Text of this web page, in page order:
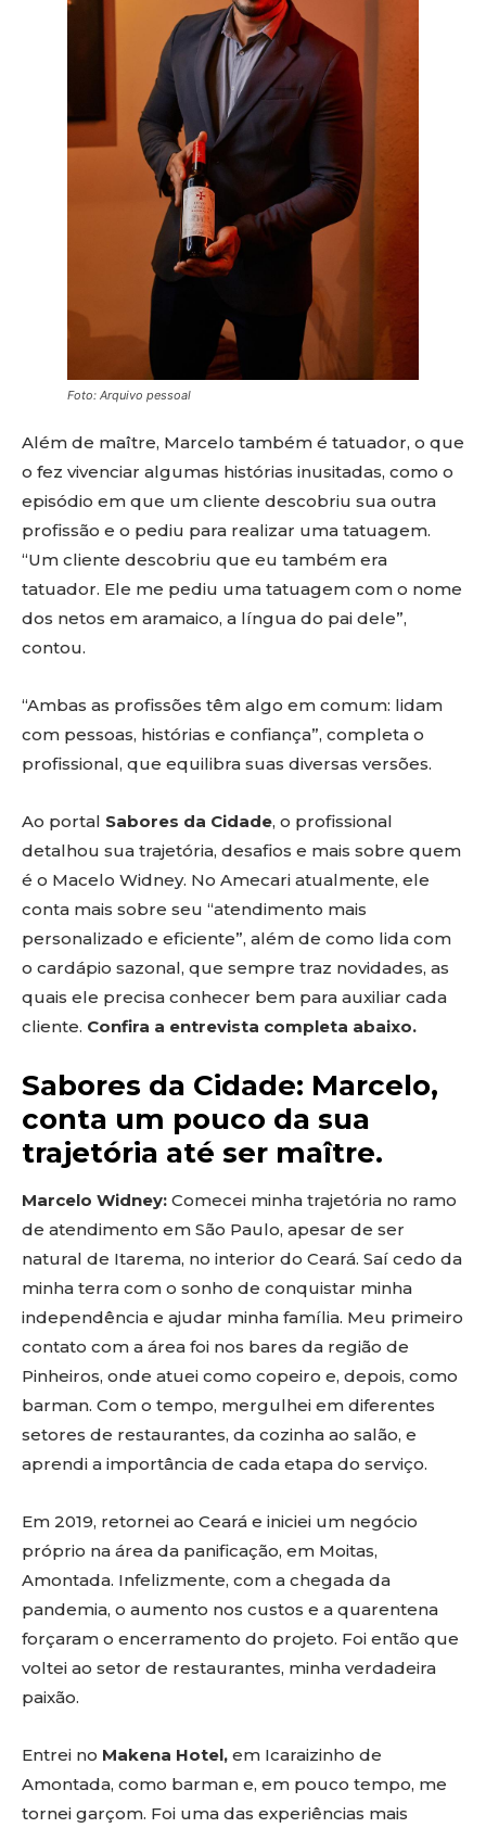
Foto: Arquivo pessoal
Além de maître, Marcelo também é tatuador, o que
o fez vivenciar algumas histórias inusitadas, como o
episódio em que um cliente descobriu sua outra
profissão e o pediu para realizar uma tatuagem.
“Um cliente descobriu que eu também era
tatuador. Ele me pediu uma tatuagem com o nome
dos netos em aramaico, a língua do pai dele”,
contou.
“Ambas as profissões têm algo em comum: lidam
com pessoas, histórias e confiança”, completa o
profissional, que equilibra suas diversas versões.
Ao portal Sabores da Cidade, o profissional
detalhou sua trajetória, desafios e mais sobre quem
é o Macelo Widney. No Amecari atualmente, ele
conta mais sobre seu “atendimento mais
personalizado e eficiente”, além de como lida com
o cardápio sazonal, que sempre traz novidades, as
quais ele precisa conhecer bem para auxiliar cada
cliente. Confira a entrevista completa abaixo.
Sabores da Cidade: Marcelo,
conta um pouco da sua
trajetória até ser maître.
Marcelo Widney: Comecei minha trajetória no ramo
de atendimento em São Paulo, apesar de ser
natural de Itarema, no interior do Ceará. Saí cedo da
minha terra com o sonho de conquistar minha
independência e ajudar minha família. Meu primeiro
contato com a área foi nos bares da região de
Pinheiros, onde atuei como copeiro e, depois, como
barman. Com o tempo, mergulhei em diferentes
setores de restaurantes, da cozinha ao salão, e
aprendi a importância de cada etapa do serviço.
Em 2019, retornei ao Ceará e iniciei um negócio
próprio na área da panificação, em Moitas,
Amontada. Infelizmente, com a chegada da
pandemia, o aumento nos custos e a quarentena
forçaram o encerramento do projeto. Foi então que
voltei ao setor de restaurantes, minha verdadeira
paixão.
Entrei no Makena Hotel, em Icaraizinho de
Amontada, como barman e, em pouco tempo, me
tornei garçom. Foi uma das experiências mais